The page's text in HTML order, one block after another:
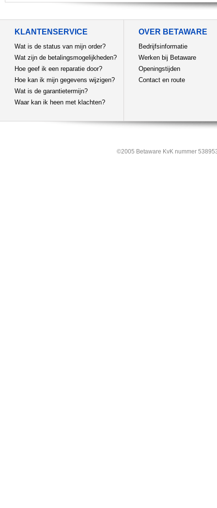
KLANTENSERVICE
Wat is de status van mijn order?
Wat zijn de betalingsmogelijkheden?
Hoe geef ik een reparatie door?
Hoe kan ik mijn gegevens wijzigen?
Wat is de garantietermijn?
Waar kan ik heen met klachten?
OVER BETAWARE
Bedrijfsinformatie
Werken bij Betaware
Openingstijden
Contact en route
©2005 Betaware KvK nummer